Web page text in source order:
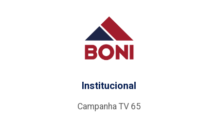
Institucional
Campanha TV 65